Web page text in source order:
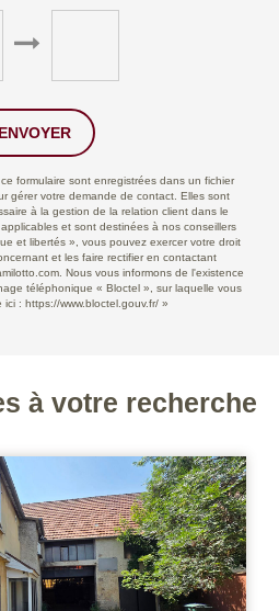
ENVOYER
formulaire sont enregistrées dans un fichier
gérer votre demande de contact. Elles sont
à la gestion de la relation client dans le
et sont destinées à nos conseillers
et libertés », vous pouvez exercer votre droit
et les faire rectifier en contactant
Nous vous informons de l'existence
téléphonique « Bloctel », sur laquelle vous
ici : https://www.bloctel.gouv.fr/ »
à votre recherche